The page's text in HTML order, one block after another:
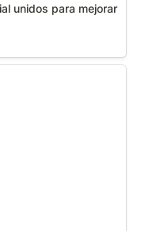
unidos para mejorar
y de Ocio en